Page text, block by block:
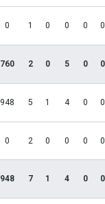
0 1 0 0 0 0
760 2 0 5 0 0
948 5 1 4 0 0
0 2 0 0 0 0
948 7 1 4 0 0